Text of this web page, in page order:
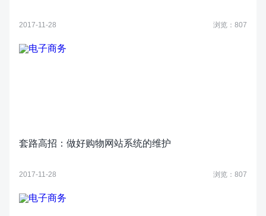
2017-11-28 浏览：807
套路高招：做好购物网站系统的维护
2017-11-28 浏览：807